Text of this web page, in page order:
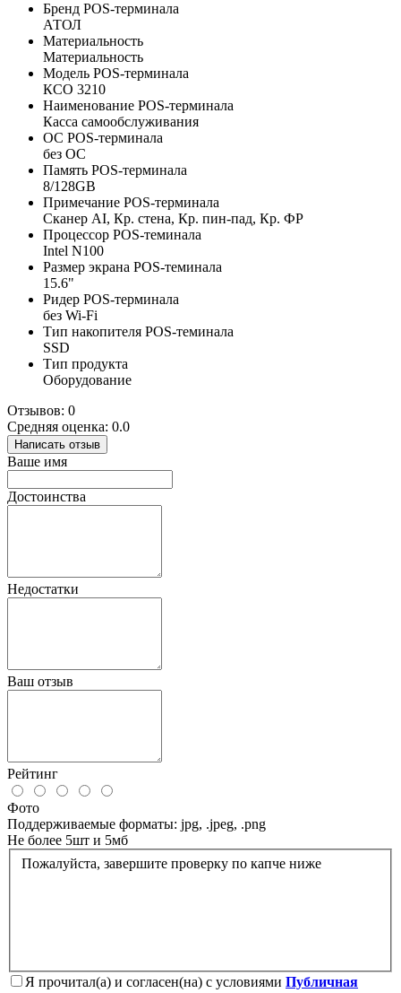
Бренд POS-терминала
АТОЛ
Материальность
Материальность
Модель POS-терминала
КСО 3210
Наименование POS-терминала
Касса самообслуживания
ОС POS-терминала
без ОС
Память POS-терминала
8/128GB
Примечание POS-терминала
Сканер AI, Кр. стена, Кр. пин-пад, Кр. ФР
Процессор POS-теминала
Intel N100
Размер экрана POS-теминала
15.6"
Ридер POS-терминала
без Wi-Fi
Тип накопителя POS-теминала
SSD
Тип продукта
Оборудование
Отзывов: 0
Средняя оценка: 0.0
Написать отзыв
Ваше имя
Достоинства
Недостатки
Ваш отзыв
Рейтинг
Фото
Поддерживаемые форматы: jpg, .jpeg, .png
Не более 5шт и 5мб
Пожалуйста, завершите проверку по капче ниже
Я прочитал(а) и согласен(на) с условиями Публичная